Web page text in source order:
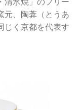
元、陶葊（とうあ
じく京都を代表す